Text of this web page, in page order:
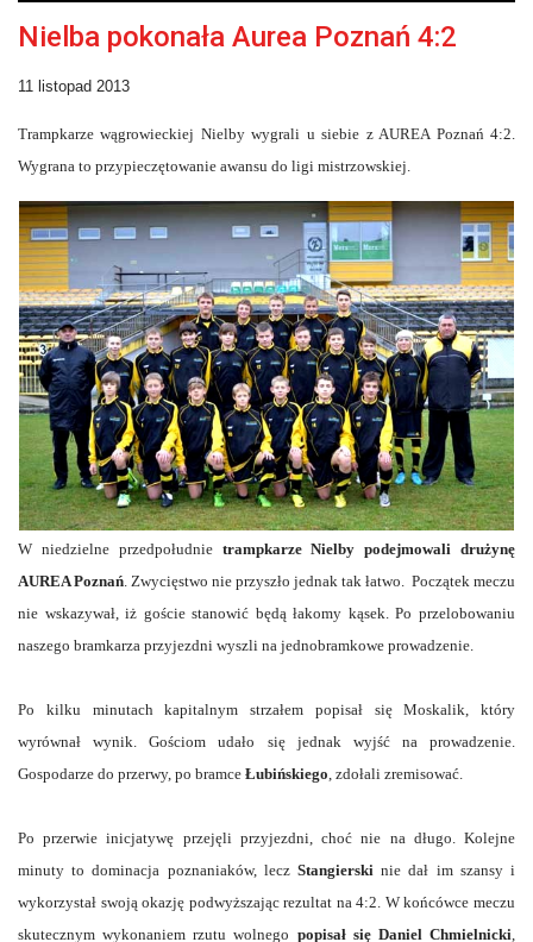
Nielba pokonała Aurea Poznań 4:2
11 listopad 2013
Trampkarze wągrowieckiej Nielby wygrali u siebie z AUREA Poznań 4:2.
Wygrana to przypieczętowanie awansu do ligi mistrzowskiej.
W niedzielne przedpołudnie trampkarze Nielby podejmowali drużynę
AUREA Poznań . Zwycięstwo nie przyszło jednak tak łatwo. Początek meczu
nie wskazywał, iż goście stanowić będą łakomy kąsek. Po przelobowaniu
naszego bramkarza przyjezdni wyszli na jednobramkowe prowadzenie.
Po kilku minutach kapitalnym strzałem popisał się Moskalik, który
wyrównał wynik. Gościom udało się jednak wyjść na prowadzenie.
Gospodarze do przerwy, po bramce Łubińskiego , zdołali zremisować.
Po przerwie inicjatywę przejęli przyjezdni, choć nie na długo. Kolejne
minuty to dominacja poznaniaków, lecz Stangierskinie dał im szansy i
wykorzystał swoją okazję podwyższając rezultat na 4:2. W końcówce meczu
skutecznym wykonaniem rzutu wolnego popisał się Daniel Chmielnicki